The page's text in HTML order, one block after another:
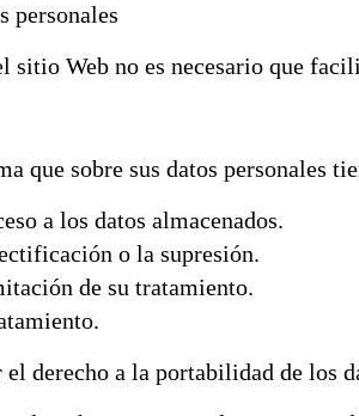
personales
sitio Web no es necesario que
que sobre sus datos personales
a los datos almacenados.
o la supresión.
de su tratamiento.
derecho a la portabilidad de los